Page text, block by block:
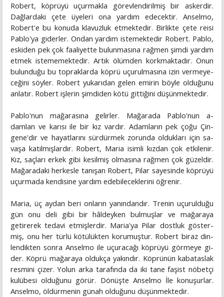
Robert, köprüyü uçurmakla görevlendirilmiş bir askerdir.
Dağlardaki çete üyeleri ona yardım edecektir. Anselmo,
Robert'e bu konuda klavuzluk etmektedir. Birlikte çete reisi
Pablo'ya giderler. Ondan yardım istemektedir Robert. Pablo,
es­kiden pek çok faaliyette bulunmasına rağmen şimdi yardım
etmek istememektedir. Artık ölümden korkmaktadır. Onun
bulunduğu bu topraklarda köprü uçurulmasına izin vermeye­
ceğini söyler. Robert yukarıdan gelen emirin böyle olduğunu
anlatır. Robert işlerin şimdiden kötü gittiğini düşünmektedir.
Pablo'nun mağarasına gelirler. Mağarada Pablo'nun a-
damlan ve karısı ile bir kız vardır. Adamların pek çoğu Çin­
gene'dir ve hayatlarını sürdürmek zorunda oldukları için sa­
vaşa katılmışlardır. Robert, Maria isimli kızdan çok etkilenir.
Kız, saçları erkek gibi kesilmiş olmasına rağmen çok güzeldir.
Mağaradaki herkesle tanışan Robert, Pilar sayesinde köprüyü
uçurmada kendisine yardım edebileceklerini öğrenir.
Maria, üç aydan beri onların yanındandır. Trenin uçurul­duğu
gün onu deli gibi bir hâldeyken bulmuşlar ve mağara­ya
getirerek tedavi etmişlerdir. Maria'ya Pilar dostluk göster­
miş, onu her türlü kötülükten korumuştur. Robert biraz din­
lendikten sonra Anselmo ile uçuracağı köprüyü görmeye gi­
der. Köprü mağaraya oldukça yakındır. Köprünün kabataslak
resmini çizer. Yolun arka tarafında da iki tane faşist nöbetçi
kulübesi olduğunu görür. Dönüşte Anselmo İle konuşurlar.
Anselmo, öldürmenin günah olduğunu düşünmektedir.